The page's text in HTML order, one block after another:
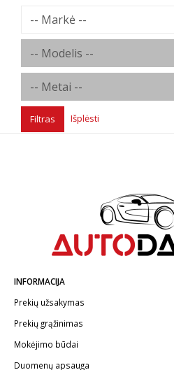
Filtras Išplėsti
INFORMACIJA
Prekių užsakymas
Prekių grąžinimas
Mokėjimo būdai
Duomenų apsauga